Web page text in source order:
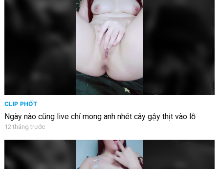
CLIP PHỐT
Ngày nào cũng live chỉ mong anh nhét cây gậy thịt vào lỗ
12 tháng trước